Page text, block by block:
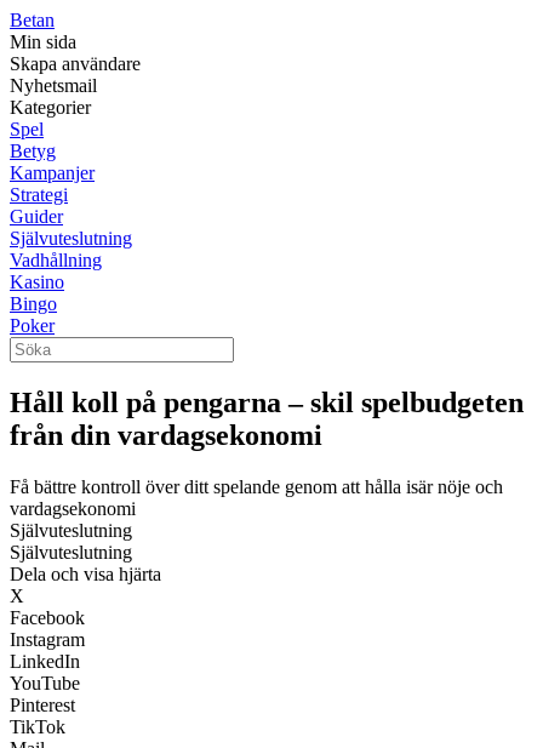
Betan
Min sida
Skapa användare
Nyhetsmail
Kategorier
Spel
Betyg
Kampanjer
Strategi
Guider
Självuteslutning
Vadhållning
Kasino
Bingo
Poker
Håll koll på pengarna – skil spelbudgeten
från din vardagsekonomi
Få bättre kontroll över ditt spelande genom att hålla isär nöje och
vardagsekonomi
Självuteslutning
Självuteslutning
Dela och visa hjärta
X
Facebook
Instagram
LinkedIn
YouTube
Pinterest
TikTok